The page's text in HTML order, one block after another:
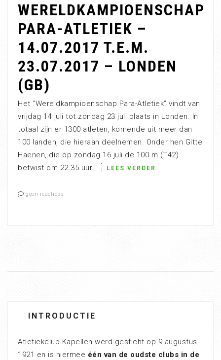
WERELDKAMPIOENSCHAP
PARA-ATLETIEK –
14.07.2017 T.E.M.
23.07.2017 – LONDEN
(GB)
Het “Wereldkampioenschap Para-Atletiek” vindt van
vrijdag 14 juli tot zondag 23 juli plaats in Londen. In
totaal zijn er 1300 atleten, komende uit meer dan
100 landen, die hieraan deelnemen. Onder hen Gitte
Haenen, die op zondag 16 juli de 100 m (T42)
betwist om 22.35 uur.
LEES VERDER
geen reactiess
INTRODUCTIE
Atletiekclub Kapellen werd gesticht op 9 augustus
1921 en is hiermee één van de oudste clubs in de